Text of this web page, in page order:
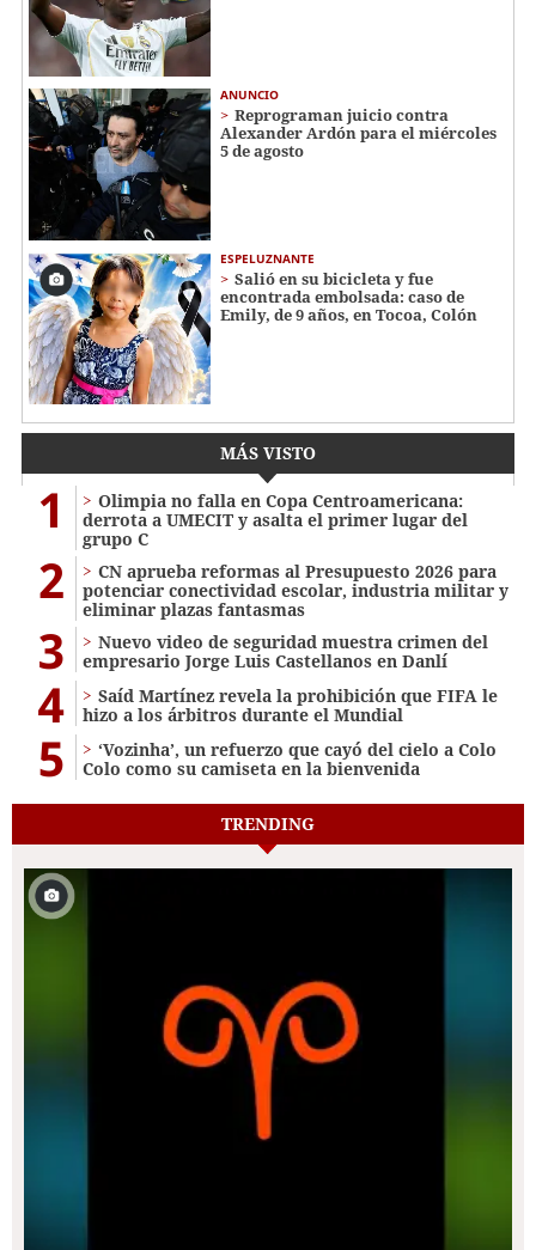
ANUNCIO
Reprograman juicio contra
Alexander Ardón para el miércoles
5 de agosto
ESPELUZNANTE
Salió en su bicicleta y fue
encontrada embolsada: caso de
Emily, de 9 años, en Tocoa, Colón
MÁS VISTO
1
Olimpia no falla en Copa Centroamericana:
derrota a UMECIT y asalta el primer lugar del
grupo C
2
CN aprueba reformas al Presupuesto 2026 para
potenciar conectividad escolar, industria militar y
eliminar plazas fantasmas
3
Nuevo video de seguridad muestra crimen del
empresario Jorge Luis Castellanos en Danlí
4
Saíd Martínez revela la prohibición que FIFA le
hizo a los árbitros durante el Mundial
5
‘Vozinha’, un refuerzo que cayó del cielo a Colo
Colo como su camiseta en la bienvenida
TRENDING